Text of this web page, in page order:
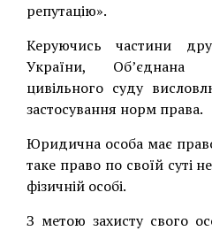
репутацію».
Керуючись частини
України, Об’єднана
цивільного суду
застосування норм права.
Юридична особа має
таке право по своїй суті
фізичній особі.
З метою захисту свого